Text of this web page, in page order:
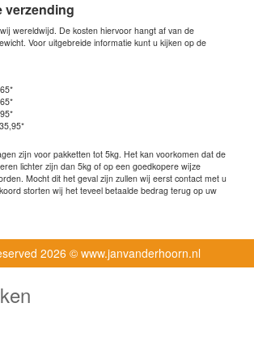
verzending
wereldwijd. De kosten hiervoor hangt af van de
Voor uitgebreide informatie kunt u kijken op de
zijn voor pakketten tot 5kg. Het kan voorkomen dat de
lichter zijn dan 5kg of op een goedkopere wijze
Mocht dit het geval zijn zullen wij eerst contact met u
storten wij het teveel betaalde bedrag terug op uw
2026 © www.janvanderhoorn.nl